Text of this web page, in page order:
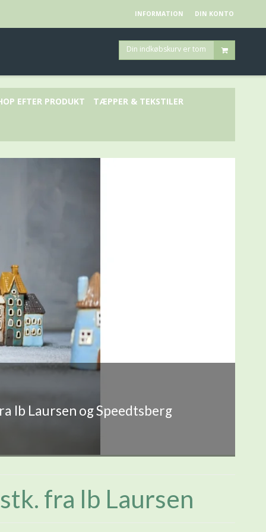
INFORMATION DIN KONTO
Din indkøbskurv er tom
EFTER PRODUKT TÆPPER & TEKSTILER
Ib Laursen og Speedtsberg
fra Ib Laursen